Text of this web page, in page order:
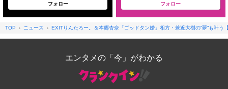
フォロー フォロー
TOP ニュース EXITりんたろー。＆本郷杏奈「ゴッドタン婚」相方・兼近大樹の“夢”も叶う
エンタメの「今」がわかる